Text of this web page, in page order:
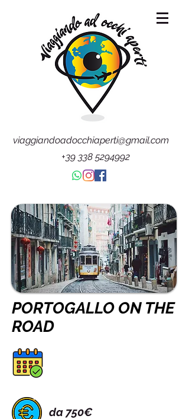
viaggiandoadocchiaperti@gmail.com
+39 338 5294992
PORTOGALLO ON THE
ROAD
da 750€